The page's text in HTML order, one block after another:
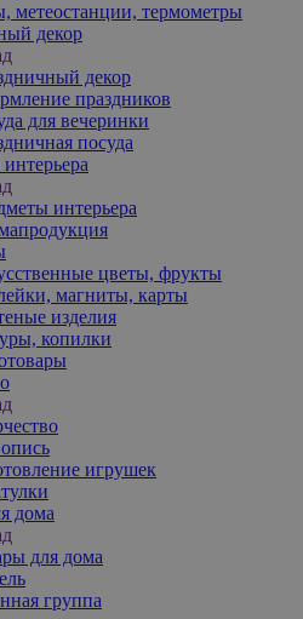
метеостанции, термометры
декор
декор
праздников
для вечеринки
посуда
интерьера
цветы, фрукты
магниты, карты
изделия
копилки
игрушек
дома
для дома
группа